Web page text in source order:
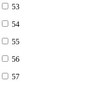
53
54
55
56
57